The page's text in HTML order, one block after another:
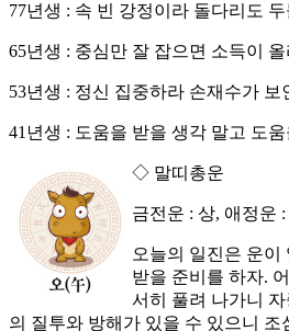
77년생 : 속 빈 강정이라 돌다리도
65년생 : 중심만 잘 잡으면 소득이
53년생 : 정신 집중하라 손재수가 보
41년생 : 도움을 받을 생각 말고 도
◇ 말띠총운
금전운 : 상, 애정운
오늘의 일진은 운이
받을 준비를 하자.
서히 풀려 나가니
의 질투와 방해가 있을 수 있으니 조